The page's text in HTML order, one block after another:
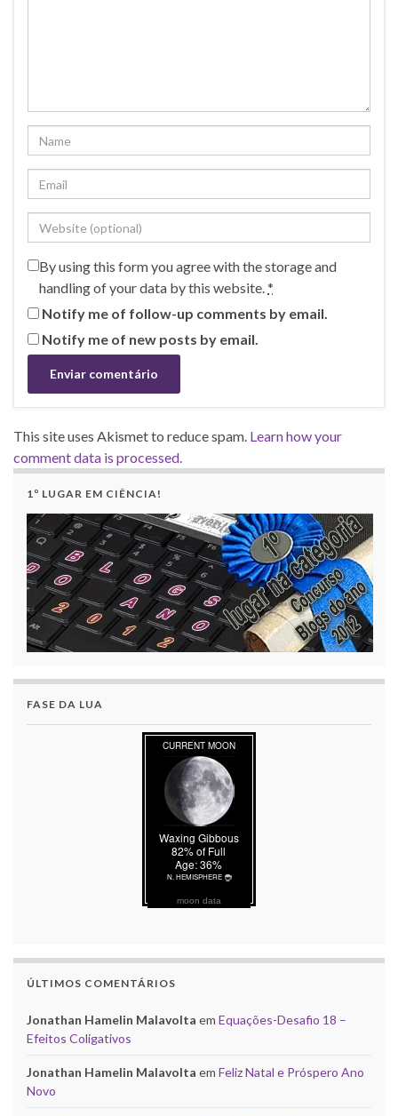
By using this form you agree with the storage and
handling of your data by this website.*
Notify me of follow-up comments by email.
Notify me of new posts by email.
This site uses Akismet to reduce spam. Learn how your
comment data is processed.
1º LUGAR EM CIÊNCIA!
FASE DA LUA
moon data
ÚLTIMOS COMENTÁRIOS
Jonathan Hamelin Malavolta em Equações-Desafio 18 –
Efeitos Coligativos
Jonathan Hamelin Malavolta em Feliz Natal e Próspero Ano
Novo